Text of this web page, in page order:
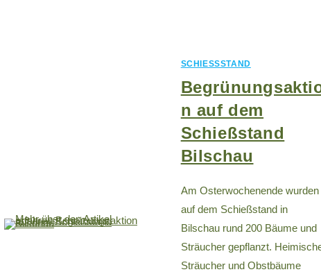
SCHIESSSTAND
n auf dem
Schießstand
Bilschau
Am Osterwochenende wurden
auf dem Schießstand in
Bilschau rund 200 Bäume und
Sträucher gepflanzt.
Sträucher und Obstbäume